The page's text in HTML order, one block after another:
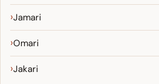
Jamari
Omari
Jakari